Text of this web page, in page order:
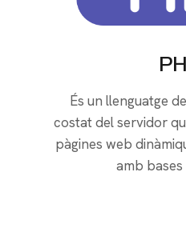
És un llenguatge
costat del servidor
pàgines web
amb bases